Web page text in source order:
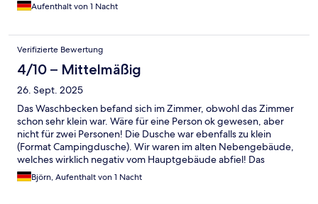
Aufenthalt von 1 Nacht
Verifizierte Bewertung
4/10 – Mittelmäßig
26. Sept. 2025
Das Waschbecken befand sich im Zimmer, obwohl das Zimmer
schon sehr klein war. Wäre für eine Person ok gewesen, aber
nicht für zwei Personen! Die Dusche war ebenfalls zu klein
(Format Campingdusche). Wir waren im alten Nebengebäude,
welches wirklich negativ vom Hauptgebäude abfiel! Das
Hauptgebäude sah aber ok aus. Für eine Nacht als
Alleinreisender ist es möglich, aber mehr auf keinen Fall.
Björn, Aufenthalt von 1 Nacht